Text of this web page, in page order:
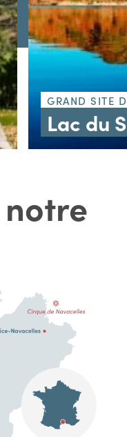
GRAND SITE
Lac du